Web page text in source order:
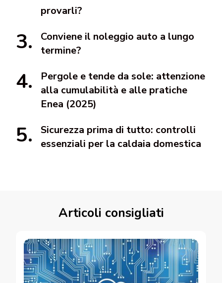
provarli?
Conviene il noleggio auto a lungo
termine?
Pergole e tende da sole: attenzione
alla cumulabilità e alle pratiche
Enea (2025)
Sicurezza prima di tutto: controlli
essenziali per la caldaia domestica
Articoli consigliati